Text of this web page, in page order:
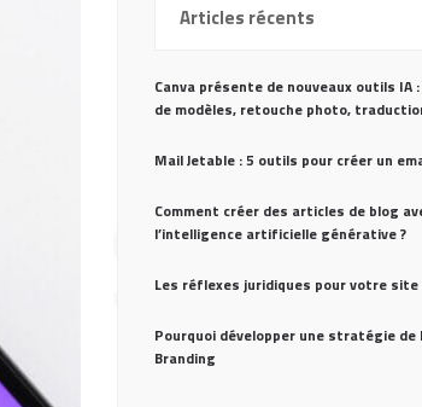
SE
Articles récents
Canva présente de nouveaux outils IA
de modèles, retouche photo,
Mail Jetable : 5 outils pour créer un
Comment créer des articles de blog
l’intelligence artificielle générative ?
Les réflexes juridiques pour votre
Pourquoi développer une stratégie de
Branding